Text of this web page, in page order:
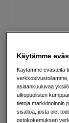
59 EUR
Määrä
Käytämme
Käytämme evästeitä
asiaankuuluvaa
ulkopuolisten
tietoja markkinoinnin
sisältöä, josta olet
ostokokemuksen